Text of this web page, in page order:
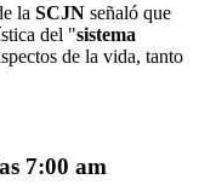
la SCJN señaló que
del "sistema
de la vida, tanto
7:00 am